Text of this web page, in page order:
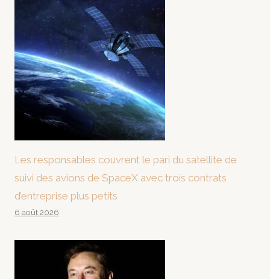
Les responsables couvrent le pari du satellite de
suivi des avions de SpaceX avec trois contrats
d’entreprise plus petits
6 août 2026